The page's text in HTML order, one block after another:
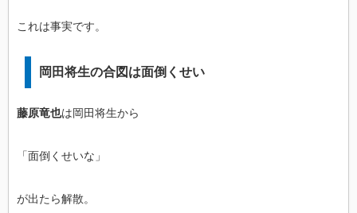
これは事実です。
岡田将生の合図は面倒くせい
藤原竜也は岡田将生から
「面倒くせいな」
が出たら解散。